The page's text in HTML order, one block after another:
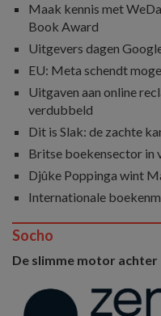
Maak kennis met
Book Award
Uitgevers dagen
EU: Meta schendt
Uitgaven aan online
verdubbeld
Dit is Slak: de zachte
Britse boekensector in
Djûke Poppinga wint
Internationale
Socho
De slimme motor